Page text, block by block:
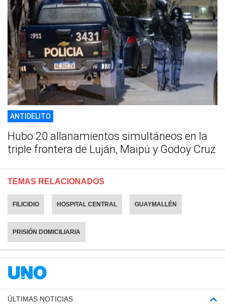
ANTIDELITO
Hubo 20 allanamientos simultáneos en la
triple frontera de Luján, Maipú y Godoy Cruz
TEMAS RELACIONADOS
FILICIDIO HOSPITAL CENTRAL GUAYMALLÉN
PRISIÓN DOMICILIARIA
ÚLTIMAS NOTICIAS